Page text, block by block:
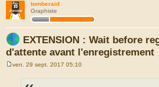
tomberaid
Graphiste
EXTENSION : Wait before
d'attente avant l'enregistrement
ven. 29 sept. 2017 05:10